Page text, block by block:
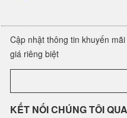
Cập nhật thông tin khuyến
giá riêng biệt
KẾT NỐI CHÚNG TÔI QUA